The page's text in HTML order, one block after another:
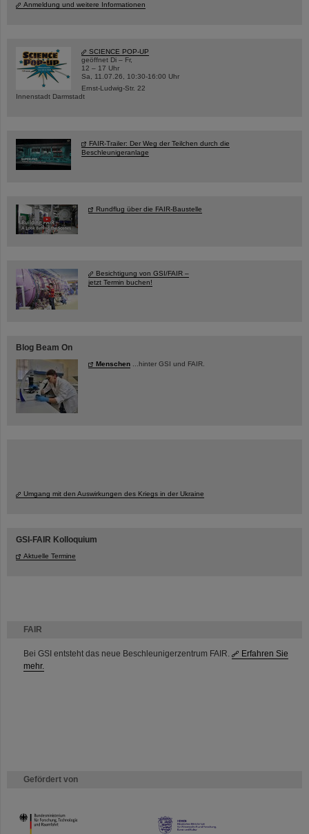
FAIR
Bei GSI entsteht das neue Beschleunigerzentrum FAIR.
Erfahren Sie
mehr.
Gefördert von
HMWK
Anmeldung und weitere Informationen
SCIENCE POP-UP
geöffnet Di – Fr,
12 – 17 Uhr
Sa, 11.07.26, 10:30-16:00 Uhr
Ernst-Ludwig-Str. 22
Innenstadt Darmstadt
FAIR-Trailer: Der Weg der Teilchen durch die
Beschleunigeranlage
Rundflug über die FAIR-Baustelle
Besichtigung von GSI/FAIR –
jetzt Termin buchen!
Blog Beam On
Menschen ...hinter GSI und FAIR.
Umgang mit den Auswirkungen des Kriegs in der Ukraine
GSI-FAIR Kolloquium
Aktuelle Termine